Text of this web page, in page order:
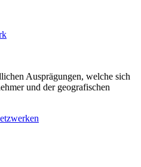
Ausprägungen, welche sich
und der geografischen